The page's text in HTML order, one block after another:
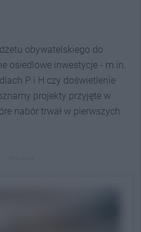
obywatelskiego do
osiedlowe inwestycje - m.in.
P i H czy doświetlenie
projekty przyjęte w
nabór trwał w pierwszych